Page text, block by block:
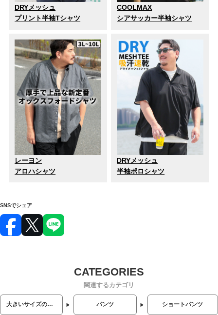
DRYメッシュ
プリント半袖Tシャツ
COOLMAX
シアサッカー半袖シャツ
レーヨン
アロハシャツ
DRYメッシュ
半袖ポロシャツ
SNSでシェア
関連するカテゴリ
大きいサイズのメンズ服 パンツ ショートパンツ